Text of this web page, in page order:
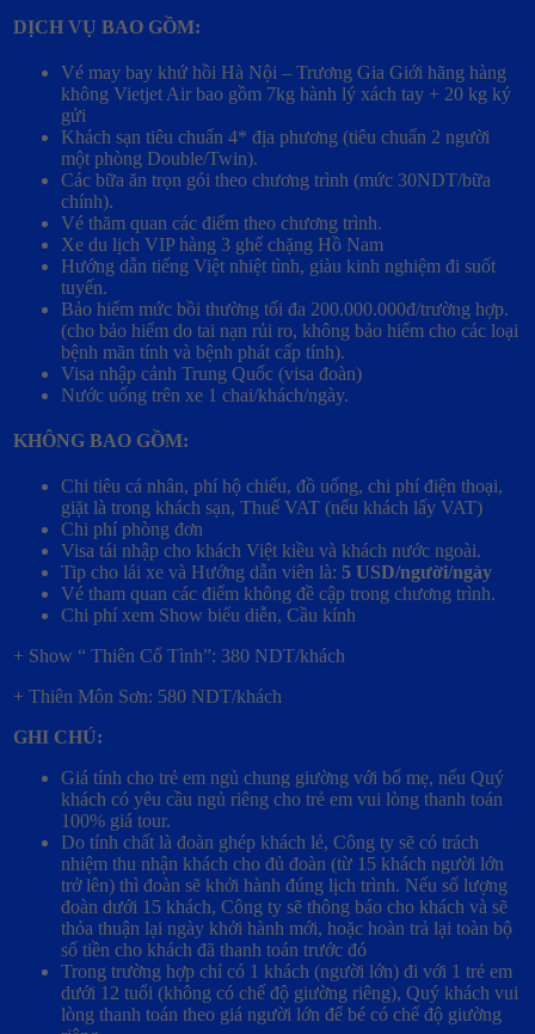
DỊCH VỤ BAO GỒM:
Vé may bay khứ hồi Hà Nội – Trương Gia Giới hãng hàng
không Vietjet Air bao gồm 7kg hành lý xách tay + 20 kg ký
gửi
Khách sạn tiêu chuẩn 4* địa phương (tiêu chuẩn 2 người
một phòng Double/Twin).
Các bữa ăn trọn gói theo chương trình (mức 30NDT/bữa
chính).
Vé thăm quan các điểm theo chương trình.
Xe du lịch VIP hàng 3 ghế chặng Hồ Nam
Hướng dẫn tiếng Việt nhiệt tình, giàu kinh nghiệm đi suốt
tuyến.
Bảo hiểm mức bồi thường tối đa 200.000.000đ/trường hợp.
(cho bảo hiểm do tai nạn rủi ro, không bảo hiểm cho các loại
bệnh mãn tính và bệnh phát cấp tính).
Visa nhập cảnh Trung Quốc (visa đoàn)
Nước uống trên xe 1 chai/khách/ngày.
KHÔNG BAO GỒM:
Chi tiêu cá nhân, phí hộ chiếu, đồ uống, chi phí điện thoại,
giặt là trong khách sạn, Thuế VAT (nếu khách lấy VAT)
Chi phí phòng đơn
Visa tái nhập cho khách Việt kiều và khách nước ngoài.
Tip cho lái xe và Hướng dẫn viên là: 5 USD/người/ngày
Vé tham quan các điểm không đề cập trong chương trình.
Chi phí xem Show biểu diễn, Cầu kính
+ Show “ Thiên Cổ Tình”: 380 NDT/khách
+ Thiên Môn Sơn: 580 NDT/khách
GHI CHÚ:
Giá tính cho trẻ em ngủ chung giường với bố mẹ, nếu Quý
khách có yêu cầu ngủ riêng cho trẻ em vui lòng thanh toán
100% giá tour.
Do tính chất là đoàn ghép khách lẻ, Công ty sẽ có trách
nhiệm thu nhận khách cho đủ đoàn (từ 15 khách người lớn
trở lên) thì đoàn sẽ khởi hành đúng lịch trình. Nếu số lượng
đoàn dưới 15 khách, Công ty sẽ thông báo cho khách và sẽ
thỏa thuận lại ngày khởi hành mới, hoặc hoàn trả lại toàn bộ
số tiền cho khách đã thanh toán trước đó
Trong trường hợp chỉ có 1 khách (người lớn) đi với 1 trẻ em
dưới 12 tuổi (không có chế độ giường riêng), Quý khách vui
lòng thanh toán theo giá người lớn để bé có chế độ giường